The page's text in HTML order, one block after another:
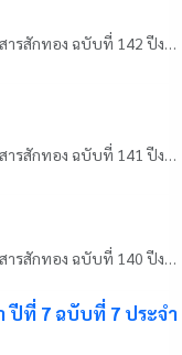
KPRU Newsletter จดหมายข่าวสารสักทอง ฉบับที่ 142 ปีงบประมาณ 2569 ระหว่างวันที่ 11 - 17 กรกฎาคม 2569
KPRU Newsletter จดหมายข่าวสารสักทอง ฉบับที่ 141 ปีงบประมาณ 2569 ระหว่างวันที่ 4 - 10 กรกฎาคม 2569
KPRU Newsletter จดหมายข่าวสารสักทอง ฉบับที่ 140 ปีงบประมาณ 2569 ระหว่างวันที่ 27 มิถุนายน - 3 กรกฎาคม 2569
ปีที่ 7 ฉบับที่ 7 ประจำ